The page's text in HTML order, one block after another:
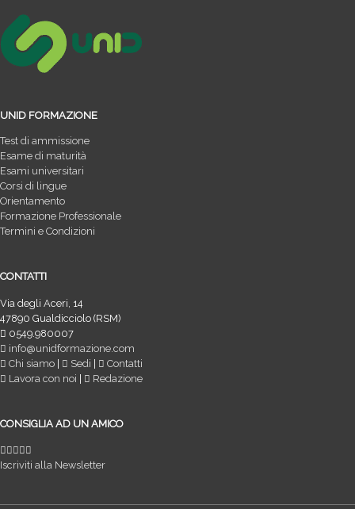
UNID FORMAZIONE
Test di ammissione
Esame di maturità
Esami universitari
Corsi di lingue
Orientamento
Formazione Professionale
Termini e Condizioni
CONTATTI
Via degli Aceri, 14
47890 Gualdicciolo (RSM)
0549.980007
info@unidformazione.com
Chi siamo
Sedi
Contatti
Lavora con noi
Redazione
CONSIGLIA AD UN AMICO
Iscriviti alla Newsletter